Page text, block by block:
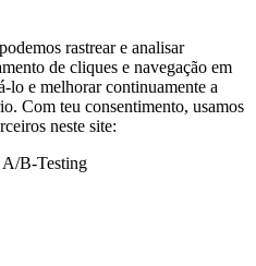
rastrear e analisar
de cliques e navegação em
lo e melhorar continuamente a
Com teu consentimento, usamos
neste site:
B-Testing